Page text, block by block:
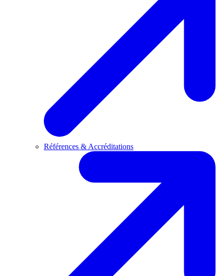
Références & Accréditations